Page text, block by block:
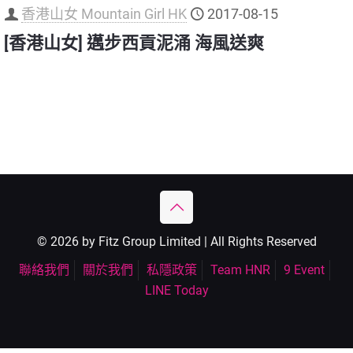
香港山女 Mountain Girl HK 2017-08-15
[香港山女] 邁步西貢泥涌 海風送爽
© 2026 by Fitz Group Limited | All Rights Reserved
聯絡我們
關於我們 私隱政策 Team HNR
9 Event
LINE Today